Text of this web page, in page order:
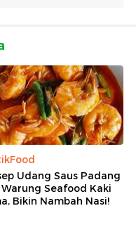
Udang Saus Padang
Seafood Kaki
Bikin Nambah Nasi!